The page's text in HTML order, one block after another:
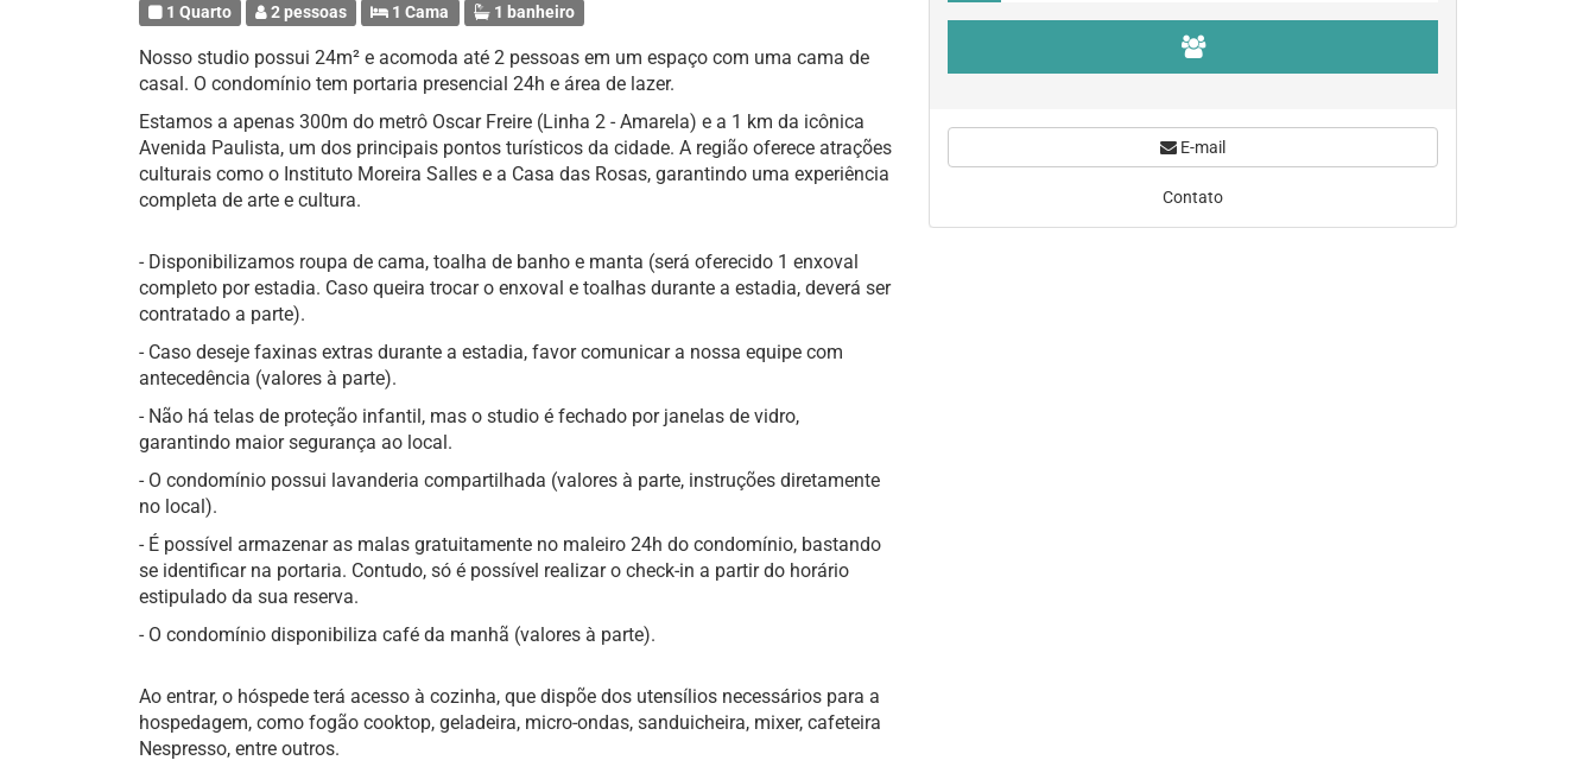
1 Quarto 2 pessoas 1 Cama 1 banheiro
Nosso studio possui 24m² e acomoda até 2 pessoas em um espaço com uma cama de
casal. O condomínio tem portaria presencial 24h e área de lazer.
Estamos a apenas 300m do metrô Oscar Freire (Linha 2 - Amarela) e a 1 km da icônica
Avenida Paulista, um dos principais pontos turísticos da cidade. A região oferece atrações
culturais como o Instituto Moreira Salles e a Casa das Rosas, garantindo uma experiência
completa de arte e cultura.
- Disponibilizamos roupa de cama, toalha de banho e manta (será oferecido 1 enxoval
completo por estadia. Caso queira trocar o enxoval e toalhas durante a estadia, deverá ser
contratado a parte).
- Caso deseje faxinas extras durante a estadia, favor comunicar a nossa equipe com
antecedência (valores à parte).
- Não há telas de proteção infantil, mas o studio é fechado por janelas de vidro,
garantindo maior segurança ao local.
- O condomínio possui lavanderia compartilhada (valores à parte, instruções diretamente
no local).
- É possível armazenar as malas gratuitamente no maleiro 24h do condomínio, bastando
se identificar na portaria. Contudo, só é possível realizar o check-in a partir do horário
estipulado da sua reserva.
- O condomínio disponibiliza café da manhã (valores à parte).
Ao entrar, o hóspede terá acesso à cozinha, que dispõe dos utensílios necessários para a
hospedagem, como fogão cooktop, geladeira, micro-ondas, sanduicheira, mixer, cafeteira
Nespresso, entre outros.
E-mail
Contato